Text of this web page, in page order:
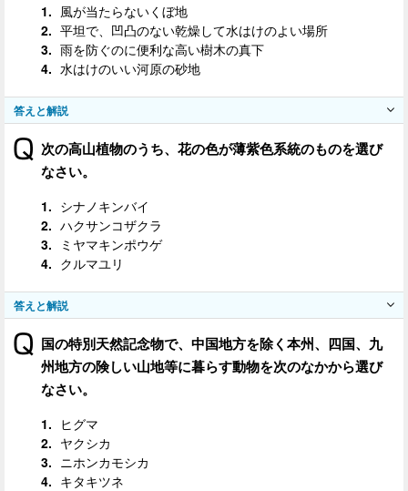
風が当たらないくぼ地
平坦で、凹凸のない乾燥して水はけのよい場所
雨を防ぐのに便利な高い樹木の真下
水はけのいい河原の砂地
答えと解説
次の高山植物のうち、花の色が薄紫色系統のものを選び
なさい。
シナノキンバイ
ハクサンコザクラ
ミヤマキンポウゲ
クルマユリ
答えと解説
国の特別天然記念物で、中国地方を除く本州、四国、九
州地方の険しい山地等に暮らす動物を次のなかから選び
なさい。
ヒグマ
ヤクシカ
ニホンカモシカ
キタキツネ